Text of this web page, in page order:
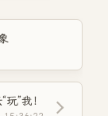
”我！